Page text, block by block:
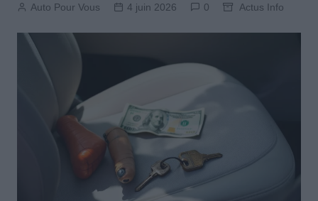
Auto Pour Vous 4 juin 2026 0 Actus Info